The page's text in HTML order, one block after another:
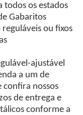
todos os estados
Gabaritos
ou fixos
ajustável
a um de
confira nossos
de entrega e
conforme a